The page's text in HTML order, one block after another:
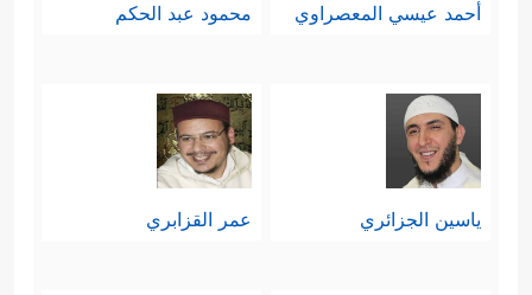
أحمد عيسي المعصراوي محمود عبد الحكم
ياسين الجزائري عمر القزابري